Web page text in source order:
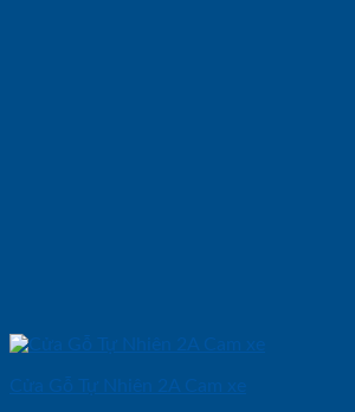
Cửa Gỗ Tự Nhiên 2A Cam xe